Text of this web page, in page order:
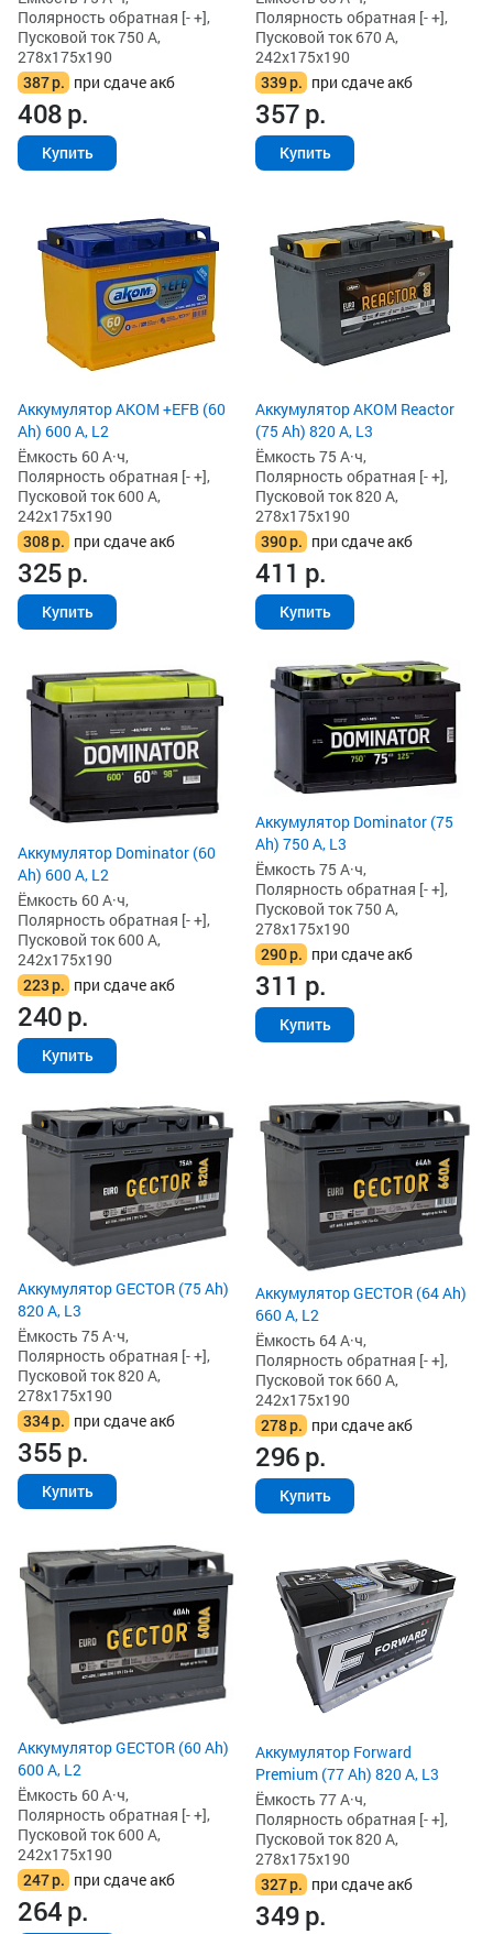
Полярность обратная [- +],
Пусковой ток 750 А,
278x175x190
387р. при сдаче акб
408р.
Купить
Полярность обратная [- +],
Пусковой ток 670 А,
242x175x190
339р. при сдаче акб
357р.
Купить
Аккумулятор AKOM +EFB (60
Ah) 600 А, L2
Ёмкость 60 А·ч,
Полярность обратная [- +],
Пусковой ток 600 А,
242x175x190
308р. при сдаче акб
325р.
Купить
Аккумулятор AKOM Reactor
(75 Ah) 820 А, L3
Ёмкость 75 А·ч,
Полярность обратная [- +],
Пусковой ток 820 А,
278x175x190
390р. при сдаче акб
411 р.
Купить
Аккумулятор Dominator (60
Ah) 600 А, L2
Ёмкость 60 А·ч,
Полярность обратная [- +],
Пусковой ток 600 А,
242x175x190
223р. при сдаче акб
240р.
Купить
Аккумулятор Dominator (75
Ah) 750 А, L3
Ёмкость 75 А·ч,
Полярность обратная [- +],
Пусковой ток 750 А,
278x175x190
290р. при сдаче акб
311 р.
Купить
Аккумулятор GECTOR (75 Ah)
820 А, L3
Ёмкость 75 А·ч,
Полярность обратная [- +],
Пусковой ток 820 А,
278x175x190
334р. при сдаче акб
355р.
Купить
Аккумулятор GECTOR (64 Ah)
660 А, L2
Ёмкость 64 А·ч,
Полярность обратная [- +],
Пусковой ток 660 А,
242x175x190
278р. при сдаче акб
296р.
Купить
Аккумулятор GECTOR (60 Ah)
600 А, L2
Ёмкость 60 А·ч,
Полярность обратная [- +],
Пусковой ток 600 А,
242x175x190
247р. при сдаче акб
264р.
Аккумулятор Forward
Premium (77 Ah) 820 А, L3
Ёмкость 77 А·ч,
Полярность обратная [- +],
Пусковой ток 820 А,
278x175x190
327р. при сдаче акб
349р.